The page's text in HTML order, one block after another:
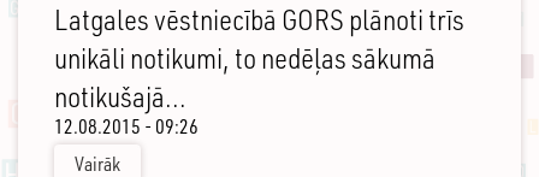
Latgales vēstniecībā GORS plānoti trīs
unikāli notikumi, to nedēļas sākumā
notikušajā...
12.08.2015 - 09:26
Vairāk